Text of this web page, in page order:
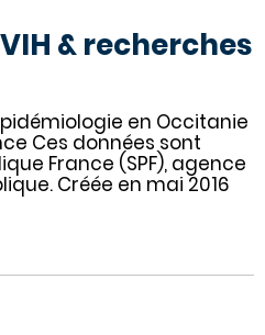
& recherches
en Occitanie
Ces données sont
France (SPF), agence
Créée en mai 2016